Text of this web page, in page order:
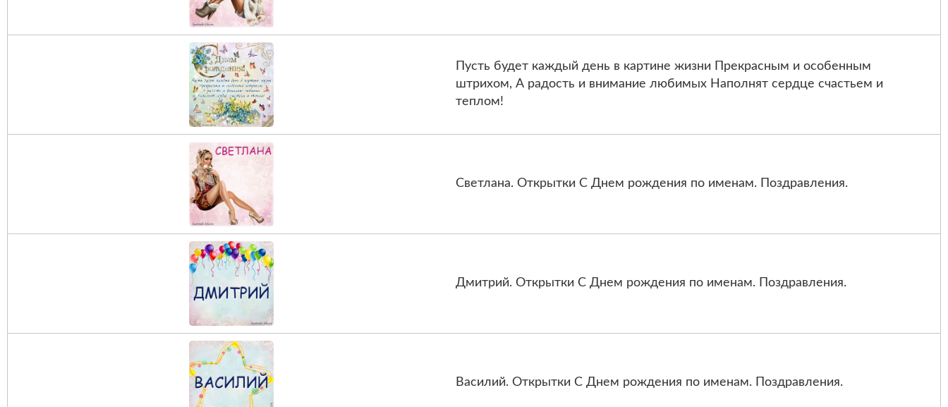
Пусть будет каждый день в картине жизни Прекрасным и особенным
штрихом, А радость и внимание любимых Наполнят сердце счастьем и
теплом!
Светлана. Открытки С Днем рождения по именам. Поздравления.
Дмитрий. Открытки С Днем рождения по именам. Поздравления.
Василий. Открытки С Днем рождения по именам. Поздравления.